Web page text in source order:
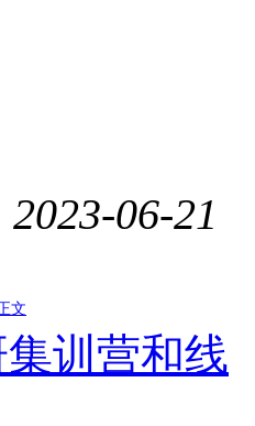
2023-06-21
文